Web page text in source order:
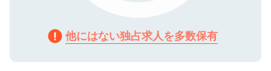
他にはない独占求人を多数保有